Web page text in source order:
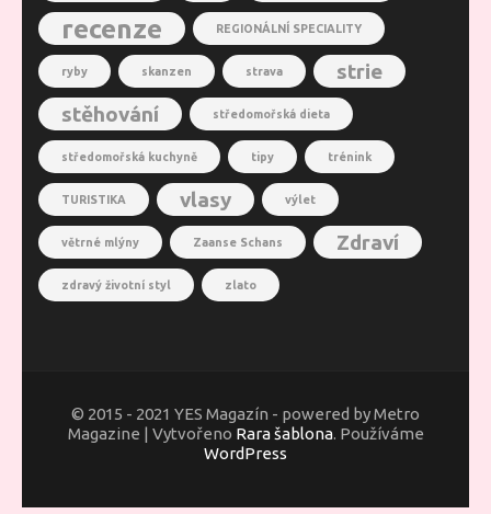
recenze REGIONÁLNÍ SPECIALITY
ryby skanzen strava
strie
stěhování
středomořská dieta
středomořská kuchyně tipy trénink
TURISTIKA vlasy výlet
větrné mlýny Zaanse Schans Zdraví
zdravý životní styl zlato
© 2015 - 2021 YES Magazín - powered by Metro
Magazine | Vytvořeno Rara šablona. Používáme
WordPress